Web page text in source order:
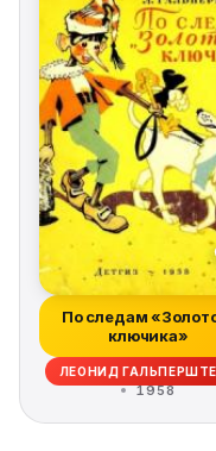
По следам
ключика»
ЛЕОНИД
1958